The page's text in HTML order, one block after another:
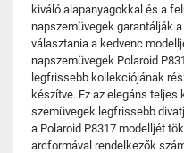
kiváló alapanyagokkal és a
napszemüvegek garantálják
választania a kedvenc
napszemüvegek Polaroid
legfrissebb kollekciójának
készítve. Ez az elegáns
szemüvegek legfrissebb
a Polaroid P8317 modelljét
arcformával rendelkezők